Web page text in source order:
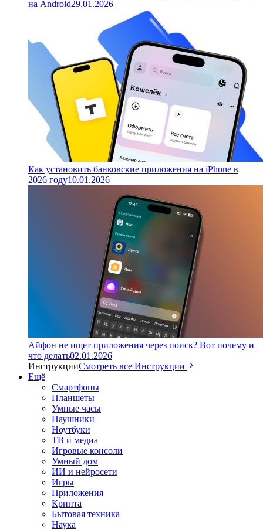
на Android29.01.2026
Как установить банковские приложения на iPhone в
2026 году10.01.2026
Айфон не ищет приложения через поиск? Вот почему и
что делать02.01.2026
ИнструкцииСмотреть все Инструкции
Ещё
Смартфоны
Планшеты
Умные часы
Наушники
Ноутбуки
ТВ и медиа
Игровые консоли
Умный дом
ИИ и нейросети
Игры
Приложения
Крипта
Бытовая техника
Наука